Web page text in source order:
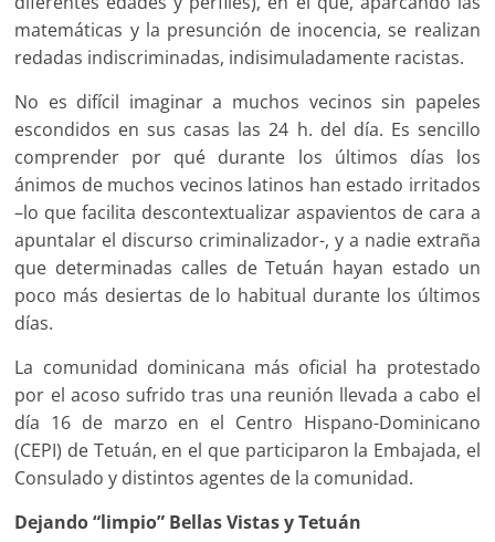
matemáticas y la presunción de inocencia, se realizan
redadas indiscriminadas, indisimuladamente racistas.
No es difícil imaginar a muchos vecinos sin papeles
escondidos en sus casas las 24 h. del día. Es sencillo
comprender por qué durante los últimos días los
ánimos de muchos vecinos latinos han estado irritados
–lo que facilita descontextualizar aspavientos de cara a
apuntalar el discurso criminalizador-, y a nadie extraña
que determinadas calles de Tetuán hayan estado un
poco más desiertas de lo habitual durante los últimos
días.
La comunidad dominicana más oficial ha protestado
por el acoso sufrido tras una reunión llevada a cabo el
día 16 de marzo en el Centro Hispano-Dominicano
(CEPI) de Tetuán, en el que participaron la Embajada, el
Consulado y distintos agentes de la comunidad.
Dejando “limpio” Bellas Vistas y Tetuán